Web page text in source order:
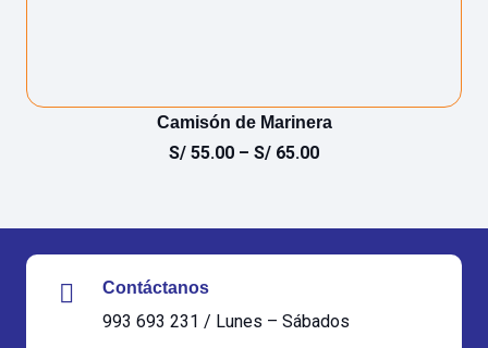
Camisón de Marinera
S/ 55.00 – S/ 65.00
Contáctanos
993 693 231 / Lunes – Sábados